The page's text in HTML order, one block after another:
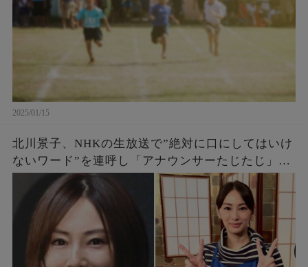
2025/01/15
北川景子、NHKの生放送で”絶対に口にしてはいけ
ないワード”を連呼し「アナウンサーたじたじ」
「みんな苦笑いじゃん」